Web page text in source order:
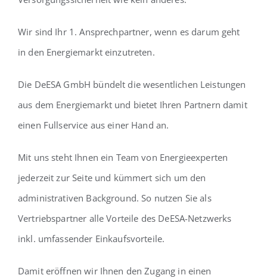
Wir sind Ihr 1. Ansprechpartner, wenn es darum geht
in den Energiemarkt einzutreten.
Die DeESA GmbH bündelt die wesentlichen Leistungen
aus dem Energiemarkt und bietet Ihren Partnern damit
einen Fullservice aus einer Hand an.
Mit uns steht Ihnen ein Team von Energieexperten
jederzeit zur Seite und kümmert sich um den
administrativen Background. So nutzen Sie als
Vertriebspartner alle Vorteile des DeESA-Netzwerks
inkl. umfassender Einkaufsvorteile.
Damit eröffnen wir Ihnen den Zugang in einen